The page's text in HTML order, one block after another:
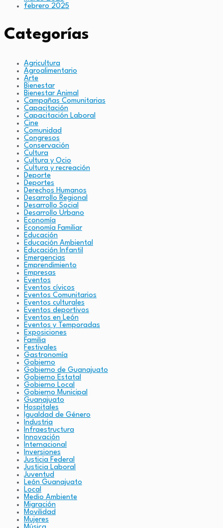
febrero 2025
Categorías
Agricultura
Agroalimentario
Arte
Bienestar
Bienestar Animal
Campañas Comunitarias
Capacitación
Capacitación Laboral
Cine
Comunidad
Congresos
Conservación
Cultura
Cultura y Ocio
Cultura y recreación
Deporte
Deportes
Derechos Humanos
Desarrollo Regional
Desarrollo Social
Desarrollo Urbano
Economía
Economía Familiar
Educación
Educación Ambiental
Educación Infantil
Emergencias
Emprendimiento
Empresas
Eventos
Eventos cívicos
Eventos Comunitarios
Eventos culturales
Eventos deportivos
Eventos en León
Eventos y Temporadas
Exposiciones
Familia
Festivales
Gastronomía
Gobierno
Gobierno de Guanajuato
Gobierno Estatal
Gobierno Local
Gobierno Municipal
Guanajuato
Hospitales
Igualdad de Género
Industria
Infraestructura
Innovación
Internacional
Inversiones
Justicia Federal
Justicia Laboral
Juventud
León Guanajuato
Local
Medio Ambiente
Migración
Movilidad
Mujeres